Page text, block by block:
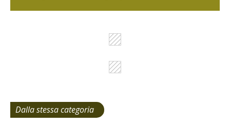
Dalla stessa categoria